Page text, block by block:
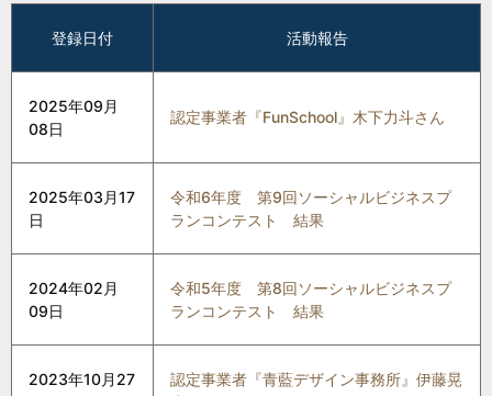
登録日付 活動報告
2025年09月
08日
認定事業者『FunSchool』木下力斗さん
2025年03月17
日
令和6年度 第9回ソーシャルビジネスプ
ランコンテスト 結果
2024年02月
09日
令和5年度 第8回ソーシャルビジネスプ
ランコンテスト 結果
2023年10月27
認定事業者『青藍デザイン事務所』伊藤晃